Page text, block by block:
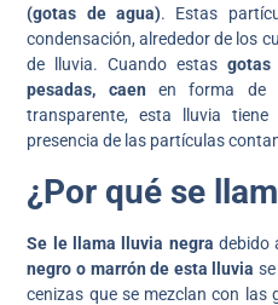
(gotas de agua). Estas
condensación, alrededor de los
de lluvia. Cuando estasgotas
pesadas, caenen forma de
transparente, esta lluvia
presencia de las partículas
¿Por qué se
Se le llama lluvia negra debido
negro o marrón de esta lluvia
cenizas que se mezclan con